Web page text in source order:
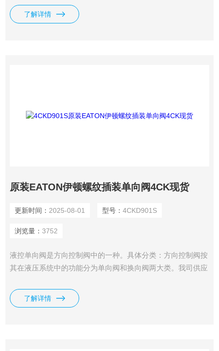
了解详情
原装EATON伊顿螺纹插装单向阀4CK现货
更新时间： 2025-08-01 型号： 4CKD901S
浏览量： 3752
液控单向阀是方向控制阀中的一种。具体分类：方向控制阀按
其在液压系统中的功能分为单向阀和换向阀两大类。我司供应
了解详情